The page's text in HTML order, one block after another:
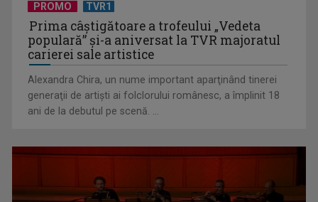
Horaţiu Mălăele ...
PROMO TVR1
Prima câştigătoare a trofeului „Vedeta
populară” şi-a aniversat la TVR majoratul
carierei sale artistice
Alexandra Chira, un nume important aparţinând tinerei
generaţii de artişti ai folclorului românesc, a împlinit 18
ani de la debutul pe scenă. ...